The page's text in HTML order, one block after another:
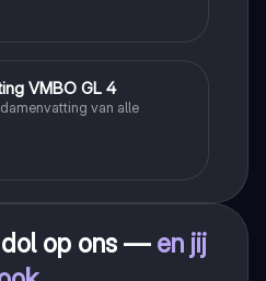
VMBO GL 4
van alle
op ons — en jij